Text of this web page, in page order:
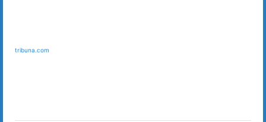
tribuna.com